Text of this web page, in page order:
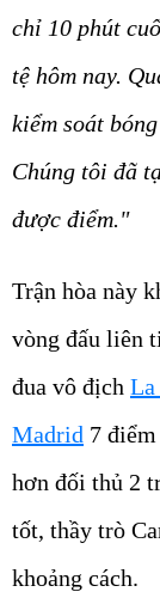
chỉ 10 phút
tệ hôm nay.
kiểm soát
Chúng tôi đã
được điểm."
Trận hòa này
vòng đấu liên
đua vô địch La
Madrid 7
hơn đối thủ 2
tốt, thầy trò
khoảng cách.